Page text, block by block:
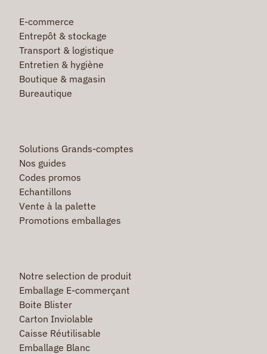
E-commerce
Entrepôt & stockage
Transport & logistique
Entretien & hygiène
Boutique & magasin
Bureautique
Solutions Grands-comptes
Nos guides
Codes promos
Echantillons
Vente à la palette
Promotions emballages
Notre selection de produit
Emballage E-commerçant
Boite Blister
Carton Inviolable
Caisse Réutilisable
Emballage Blanc